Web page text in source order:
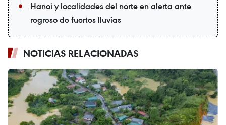
Hanoi y localidades del norte en alerta ante
regreso de fuertes lluvias
NOTICIAS RELACIONADAS